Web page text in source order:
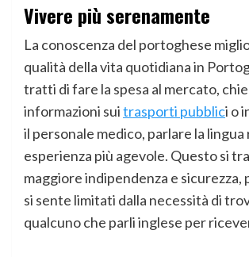
Vivere più serenamente
La conoscenza del portoghese
qualità della vita quotidiana in
tratti di fare la spesa al mercato,
informazioni suitrasporti pubblici o
il personale medico, parlare la lingua
esperienza più agevole. Questo si
maggiore indipendenza e sicurezza,
si sente limitati dalla necessità di
qualcuno che parli inglese per